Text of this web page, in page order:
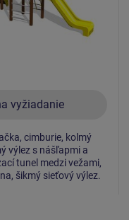
vyžiadanie
cimburie, kolmý
výlez s nášľapmi a
tunel medzi vežami,
šikmý sieťový výlez.